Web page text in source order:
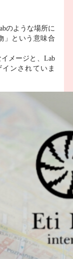
のような場所に
」という意味合
メージと、Lab
ンされていま